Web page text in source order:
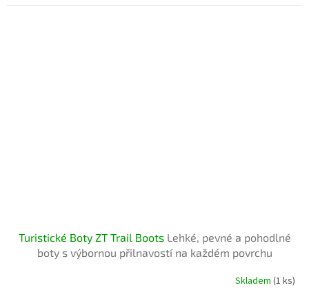
Turistické Boty ZT Trail Boots Lehké, pevné a pohodlné
boty s výbornou přilnavostí na každém povrchu
Skladem (1 ks)